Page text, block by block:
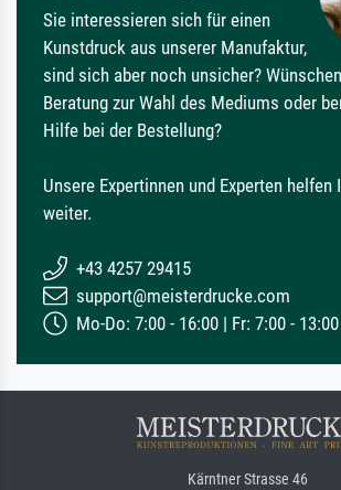
Sie interessieren sich für einen
Kunstdruck aus unserer Manufaktur,
sind sich aber noch unsicher?
Beratung zur Wahl des Mediums oder
Hilfe bei der Bestellung?
Unsere Expertinnen und Experten helfen
weiter.
+43 4257 29415
support@meisterdrucke.com
Mo-Do: 7:00 - 16:00 | Fr: 7:00 - 13:00
Kärntner Strasse 46